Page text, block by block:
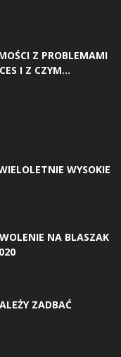
Z PROBLEMAMI
I Z CZYM...
WYSOKIE
NA BLASZAK
ZADBAĆ